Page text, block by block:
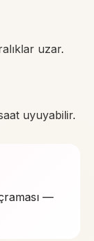
uzar.
uyuyabilir.
—